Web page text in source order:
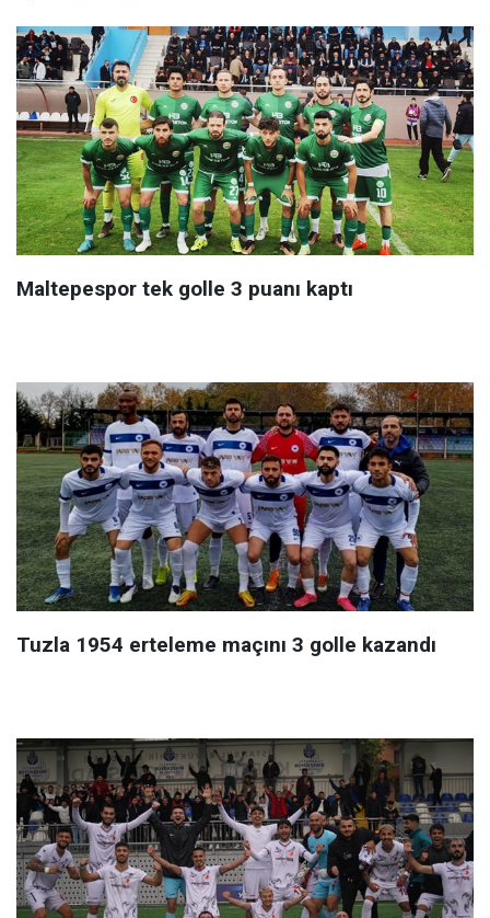
Maltepespor tek golle 3 puanı kaptı
Tuzla 1954 erteleme maçını 3 golle kazandı